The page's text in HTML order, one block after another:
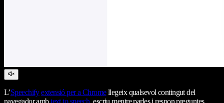
L’Speechify extensió per a Chromellegeix qualsevol contingut del